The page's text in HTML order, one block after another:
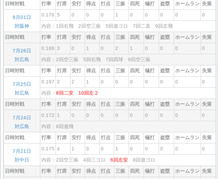
日時対戦 打率 打席 安打 得点 打点 三振 四死 犠打 盗塁 ホームラン 失策
8月01日
対阪神
0.176 5 0 0 0 1 0 0 0 0 0
内容：1回右飛 2回空三振 5回遊ゴロ 7回二直 9回左飛
日時対戦 打率 打席 安打 得点 打点 三振 四死 犠打 盗塁 ホームラン 失策
7月26日
対広島
0.188 3 0 1 0 2 1 0 0 0 0
内容：2回空三振 5回右飛 7回四球 9回空三振
日時対戦 打率 打席 安打 得点 打点 三振 四死 犠打 盗塁 ホームラン 失策
7月25日
対広島
0.197 2 2 1 0 0 0 0 0 0 0
内容： 8回二安 10回左２
日時対戦 打率 打席 安打 得点 打点 三振 四死 犠打 盗塁 ホームラン 失策
7月24日
対広島
0.172 1 0 0 0 0 0 0 0 0 0
内容：6回遊飛
日時対戦 打率 打席 安打 得点 打点 三振 四死 犠打 盗塁 ホームラン 失策
7月21日
対中日
0.175 4 1 0 0 1 0 0 0 0 0
内容：2回空三振 4回三ゴロ 6回左安 8回遊ゴロ
日時対戦 打率 打席 安打 得点 打点 三振 四死 犠打 盗塁 ホームラン 失策